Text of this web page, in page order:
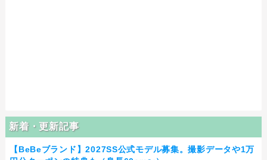
新着・更新記事
【BeBeブランド】2027SS公式モデル募集。撮影データや1万